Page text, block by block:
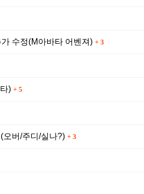
수정(M아바타 어벤져) + 3
) + 5
오버/주디/실나?) + 3